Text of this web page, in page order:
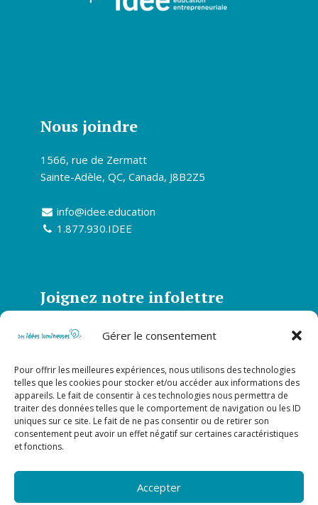
Gérer le consentement
Pour offrir les meilleures expériences, nous utilisons des technologies
telles que les cookies pour stocker et/ou accéder aux informations des
appareils. Le fait de consentir à ces technologies nous permettra de
traiter des données telles que le comportement de navigation ou les ID
uniques sur ce site. Le fait de ne pas consentir ou de retirer son
consentement peut avoir un effet négatif sur certaines caractéristiques
et fonctions.
Accepter
Nous joindre
1566, rue de Zermatt
Sainte-Adèle, QC, Canada, J8B2Z5
info@idee.education
1.877.930.IDEE
Joignez notre infolettre
Abonnez-vous à notre infolettre et soyez
S’abonner
Suivez-nous sur nos réseaux
sociaux!